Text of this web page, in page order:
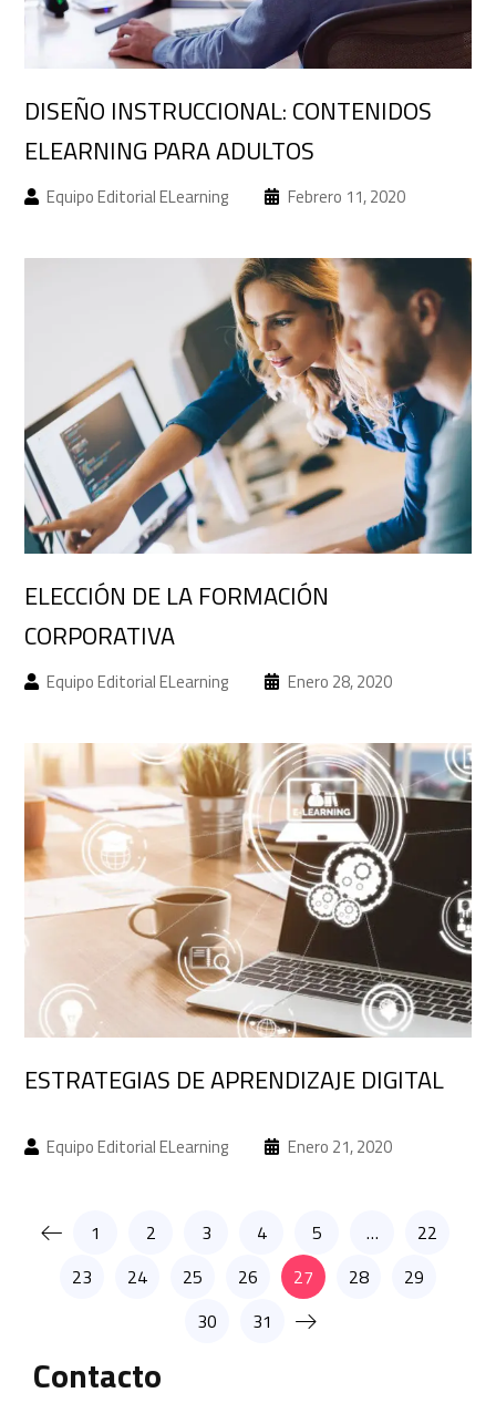
DISEÑO INSTRUCCIONAL: CONTENIDOS
ELEARNING PARA ADULTOS
Equipo Editorial ELearning Febrero 11, 2020
ELECCIÓN DE LA FORMACIÓN
CORPORATIVA
Equipo Editorial ELearning Enero 28, 2020
ESTRATEGIAS DE APRENDIZAJE DIGITAL
Equipo Editorial ELearning Enero 21, 2020
1 2 3 4 5 …
22
23
24 25 26 27 28
29
30
31
Contacto